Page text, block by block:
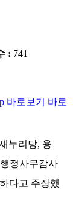
: 741
바로보기
바로
누리당, 용
정사무감사
다고 주장했